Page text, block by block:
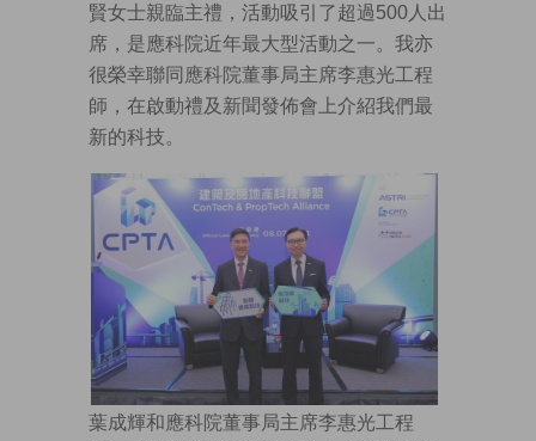
賢女士親臨主禮，活動吸引了超過500人出
席，是應科院近年最大型活動之一。我亦
很榮幸聯同應科院董事局主席李惠光工程
師，在啟動禮及新聞發佈會上介紹我們最
新的科技。
葉成輝和應科院董事局主席李惠光工程